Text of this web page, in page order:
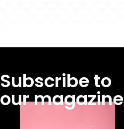
Subscribe to
our magazine